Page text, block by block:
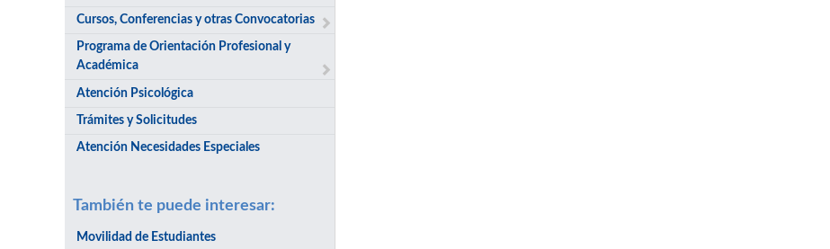
Cursos, Conferencias y otras Convocatorias
Programa de Orientación Profesional y
Académica
Atención Psicológica
Trámites y Solicitudes
Atención Necesidades Especiales
También te puede interesar:
Movilidad de Estudiantes